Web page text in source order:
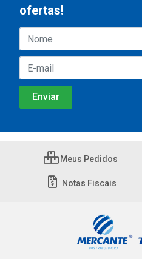
ofertas!
Meus Pedidos
Notas Fiscais